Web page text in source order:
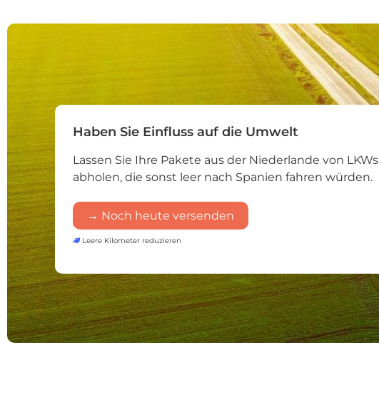
Haben Sie Einfluss auf die Umwelt
Lassen Sie Ihre Pakete aus der Niederlande von LKWs
abholen, die sonst leer nach Spanien fahren würden.
→ Noch heute versenden
Leere Kilometer reduzieren